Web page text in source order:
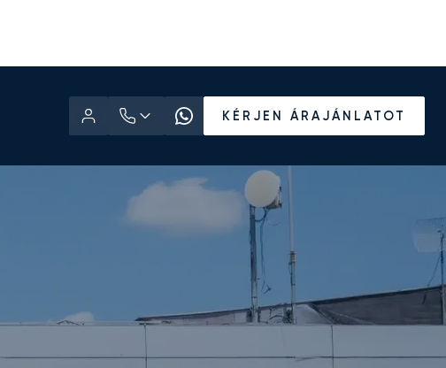
KÉRJEN ÁRAJÁNLATOT